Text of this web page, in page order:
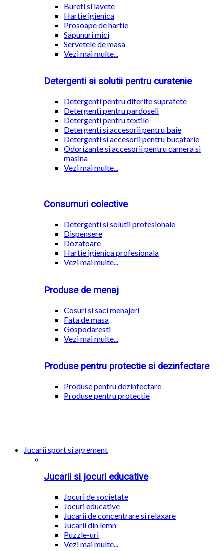
Bureti si lavete
Hartie igienica
Prosoape de hartie
Sapunuri mici
Servetele de masa
Vezi mai multe...
Detergenti si solutii pentru curatenie
Detergenti pentru diferite suprafete
Detergenti pentru pardoseli
Detergenti pentru textile
Detergenti si accesorii pentru baie
Detergenti si accesorii pentru bucatarie
Odorizante si accesorii pentru camera si
masina
Vezi mai multe...
Consumuri colective
Detergenti si solutii profesionale
Dispensere
Dozatoare
Hartie igienica profesionala
Vezi mai multe...
Produse de menaj
Cosuri si saci menajeri
Fata de masa
Gospodaresti
Vezi mai multe...
Produse pentru protectie si dezinfectare
Produse pentru dezinfectare
Produse pentru protectie
Jucarii sport si agrement
Jucarii si jocuri educative
Jocuri de societate
Jocuri educative
Jucarii de concentrare si relaxare
Jucarii din lemn
Puzzle-uri
Vezi mai multe...